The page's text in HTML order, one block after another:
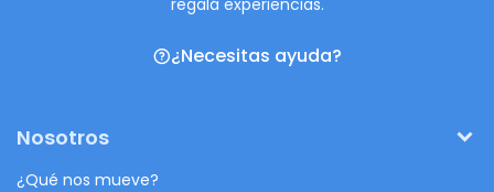
¿Necesitas ayuda?
Nosotros
¿Qué nos mueve?